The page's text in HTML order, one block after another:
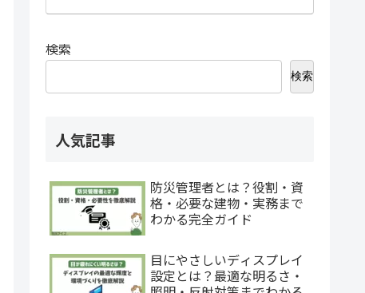
検索
検索
人気記事
防災管理者とは？役割・資
格・必要な建物・実務まで
わかる完全ガイド
目にやさしいディスプレイ
設定とは？最適な明るさ・